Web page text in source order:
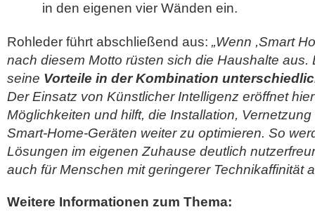
in den eigenen vier Wänden ein.
Rohleder führt abschließend aus: „Wenn ,Smart
nach diesem Motto rüsten sich die Haushalte aus.
seine Vorteile in der Kombination
Der Einsatz von Künstlicher Intelligenz eröffnet
Möglichkeiten und hilft, die Installation,
Smart-Home-Geräten weiter zu optimieren. So
Lösungen im eigenen Zuhause deutlich
auch für Menschen mit geringerer Technikaffinität
Weitere Informationen zum Thema: